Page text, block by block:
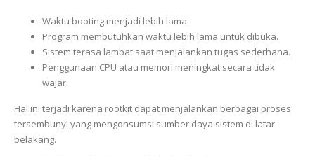
Waktu booting menjadi lebih lama.
Program membutuhkan waktu lebih lama untuk dibuka.
Sistem terasa lambat saat menjalankan tugas sederhana.
Penggunaan CPU atau memori meningkat secara tidak
wajar.
Hal ini terjadi karena rootkit dapat menjalankan berbagai proses
tersembunyi yang mengonsumsi sumber daya sistem di latar
belakang.